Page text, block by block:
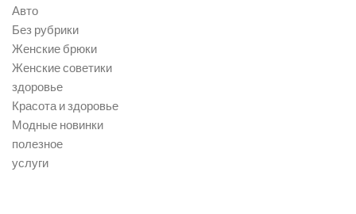
Авто
Без рубрики
Женские брюки
Женские советики
здоровье
Красота и здоровье
Модные новинки
полезное
услуги